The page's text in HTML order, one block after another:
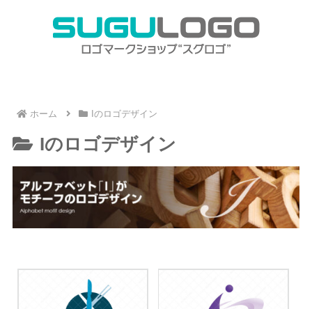
ホーム Iのロゴデザイン
Iのロゴデザイン